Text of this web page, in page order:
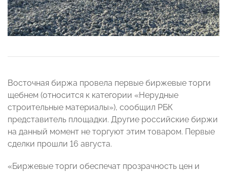
Восточная биржа провела первые биржевые торги
щебнем (относится к категории «Нерудные
строительные материалы»), сообщил РБК
представитель площадки. Другие российские биржи
на данный момент не торгуют этим товаром. Первые
сделки прошли 16 августа.
«Биржевые торги обеспечат прозрачность цен и